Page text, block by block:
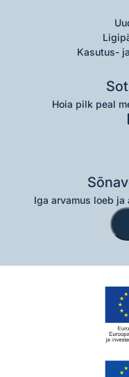
Kasutus-
Hoia pilk peal
Iga arvamus loeb ja